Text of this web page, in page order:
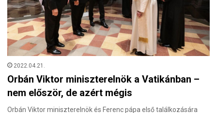
2022.04.21.
Orbán Viktor miniszterelnök a Vatikánban –
nem először, de azért mégis
Orbán Viktor miniszterelnök és Ferenc pápa első találkozására